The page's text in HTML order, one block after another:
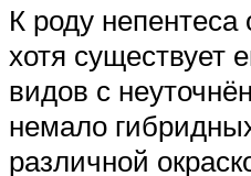
К роду непентеса
хотя
видов с
немало
различной